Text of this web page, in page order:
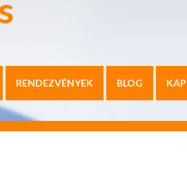
RENDEZVÉNYEK BLOG